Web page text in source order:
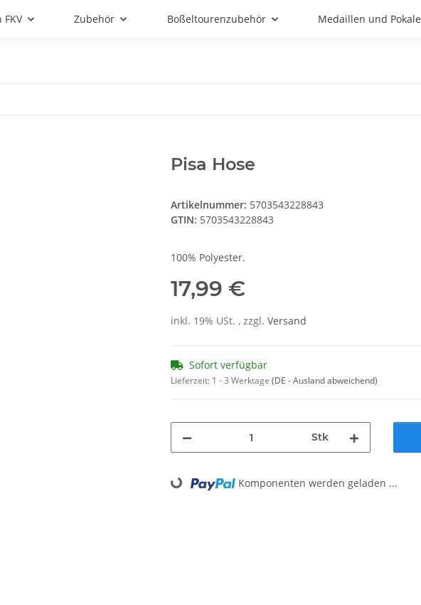
Zubehör Boßeltourenzubehör Medaillen und Pokale
Pisa Hose
Artikelnummer: 5703543228843
GTIN: 5703543228843
100% Polyester.
17,99 €
inkl. 19% USt. , zzgl. Versand
Sofort verfügbar
Lieferzeit: 1 - 3 Werktage (DE - Ausland abweichend)
Stk
Loading... Komponenten werden geladen ...